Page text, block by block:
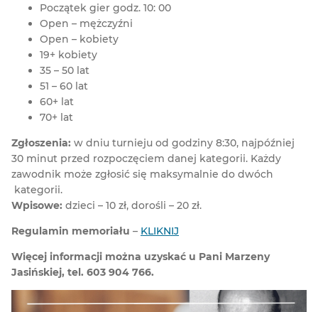
Początek gier godz. 10: 00
Open – mężczyźni
Open – kobiety
19+ kobiety
35 – 50 lat
51 – 60 lat
60+ lat
70+ lat
Zgłoszenia: w dniu turnieju od godziny 8:30, najpóźniej
30 minut przed rozpoczęciem danej kategorii. Każdy
zawodnik może zgłosić się maksymalnie do dwóch
kategorii.
Wpisowe: dzieci – 10 zł, dorośli – 20 zł.
Regulamin memoriału – KLIKNIJ
Więcej informacji można uzyskać u Pani Marzeny
Jasińskiej, tel. 603 904 766.